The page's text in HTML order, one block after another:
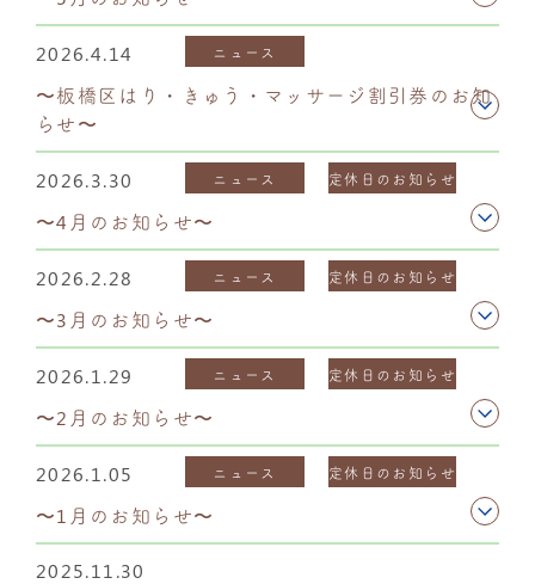
2026.4.14 ニュース
〜板橋区はり・きゅう・マッサージ割引券のお知
らせ〜
2026.3.30 ニュース 定休日のお知らせ
〜4月のお知らせ〜
2026.2.28 ニュース 定休日のお知らせ
〜3月のお知らせ〜
2026.1.29 ニュース 定休日のお知らせ
〜2月のお知らせ〜
2026.1.05 ニュース 定休日のお知らせ
〜1月のお知らせ〜
2025.11.30